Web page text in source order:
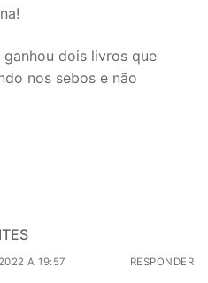
dois livros que
nos sebos e não
A 19:57 RESPONDER